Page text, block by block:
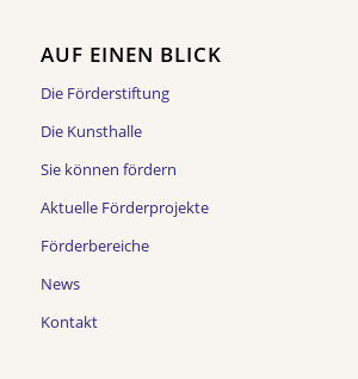
AUF EINEN BLICK
Die Förderstiftung
Die Kunsthalle
Sie können fördern
Aktuelle Förderprojekte
Förderbereiche
News
Kontakt